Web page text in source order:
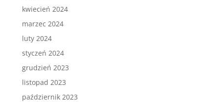
kwiecień 2024
marzec 2024
luty 2024
styczeń 2024
grudzień 2023
listopad 2023
październik 2023